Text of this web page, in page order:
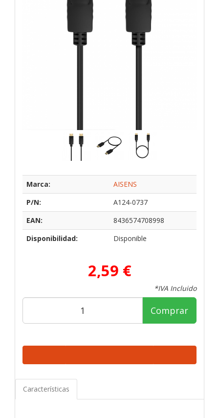
Marca:
AISENS
P/N:
A124-0737
EAN:
8436574708998
Disponibilidad:
Disponible
2,59 €
*IVA Incluido
Comprar
Características